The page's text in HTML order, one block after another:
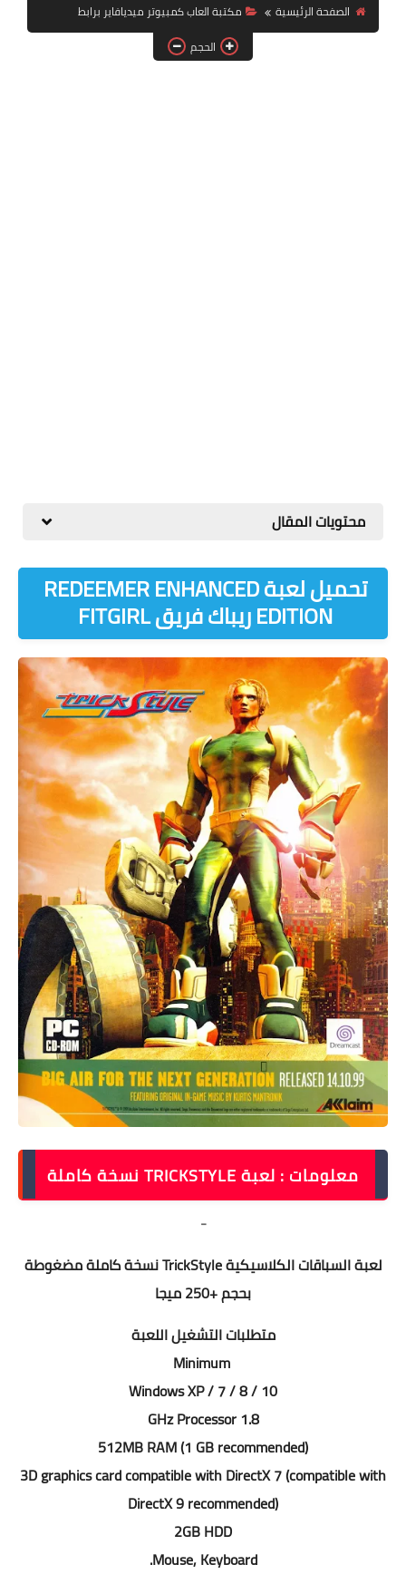
بلايستيشن PS2
الصفحة الرئيسية
مكتبة العاب كمبيوتر ميديافاير برابط
الحجم
محتويات المقال
تحميل لعبة REDEEMER ENHANCED
EDITION ريباك فريق FITGIRL
معلومات : لعبة TRICKSTYLE نسخة كاملة
-
لعبة السباقات الكلاسيكية TrickStyle نسخة كاملة مضغوطة
بحجم +250 ميجا
متطلبات التشغيل اللعبة
Minimum
Windows XP / 7 / 8 / 10
1.8 GHz Processor
512MB RAM (1 GB recommended)
3D graphics card compatible with DirectX 7 (compatible with
DirectX 9 recommended)
2GB HDD
Mouse, Keyboard.